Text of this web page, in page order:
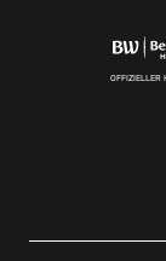
OFFIZIELLER